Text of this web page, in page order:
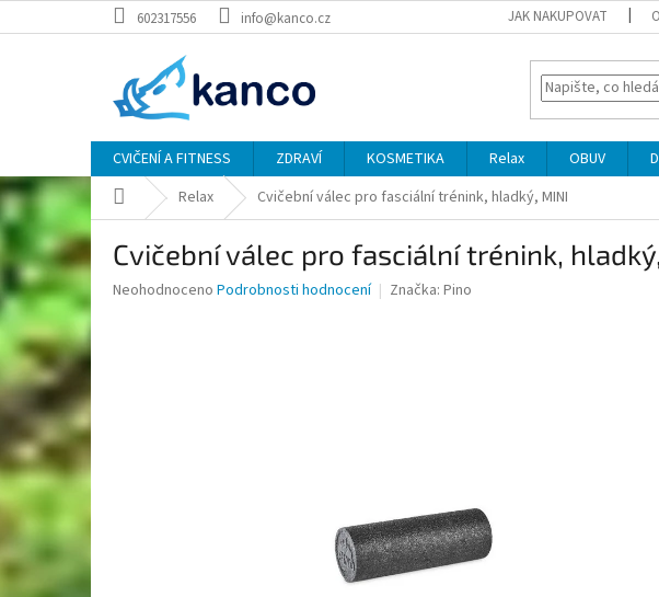
na
602317556 info@kanco.cz JAK NAKUPOVAT
CVIČENÍ A FITNESS ZDRAVÍ KOSMETIKA Relax OBUV
Domů Relax Cvičební válec pro fasciální trénink, hladký, MINI
Cvičební válec pro fasciální trénink,
Průměrné
Neohodnoceno Podrobnosti hodnocení Značka: Pino